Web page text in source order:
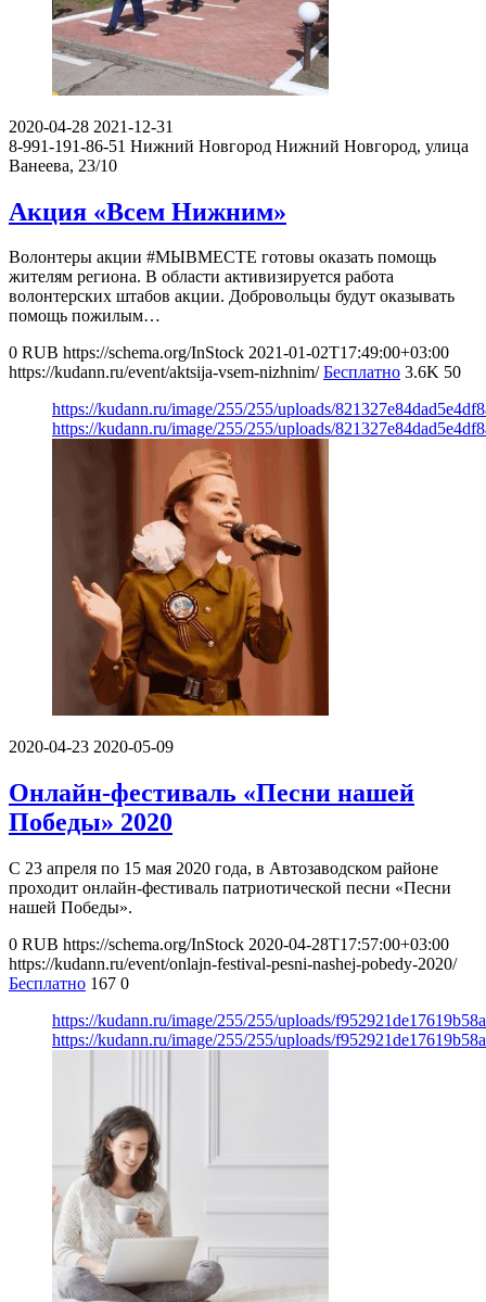
2020-04-28 2021-12-31
8-991-191-86-51 Нижний Новгород Нижний Новгород, улица
Ванеева, 23/10
Акция «Всем Нижним»
Волонтеры акции #МЫВМЕСТЕ готовы оказать помощь
жителям региона. В области активизируется работа
волонтерских штабов акции. Добровольцы будут оказывать
помощь пожилым…
0 RUB https://schema.org/InStock 2021-01-02T17:49:00+03:00
https://kudann.ru/event/aktsija-vsem-nizhnim/ Бесплатно 3.6K 50
https://kudann.ru/image/255/255/uploads/
https://kudann.ru/image/255/255/uploads/
2020-04-23 2020-05-09
Онлайн-фестиваль «Песни нашей
Победы» 2020
С 23 апреля по 15 мая 2020 года, в Автозаводском районе
проходит онлайн-фестиваль патриотической песни «Песни
нашей Победы».
0 RUB https://schema.org/InStock 2020-04-28T17:57:00+03:00
https://kudann.ru/event/onlajn-festival-pesni-nashej-pobedy-2020/
Бесплатно 167 0
https://kudann.ru/image/255/255/uploads/
https://kudann.ru/image/255/255/uploads/